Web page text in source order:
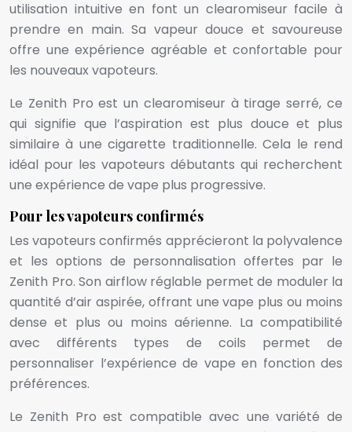
utilisation intuitive en font un clearomiseur facile à
prendre en main. Sa vapeur douce et savoureuse
offre une expérience agréable et confortable pour
les nouveaux vapoteurs.
Le Zenith Pro est un clearomiseur à tirage serré, ce
qui signifie que l’aspiration est plus douce et plus
similaire à une cigarette traditionnelle. Cela le rend
idéal pour les vapoteurs débutants qui recherchent
une expérience de vape plus progressive.
Pour les vapoteurs confirmés
Les vapoteurs confirmés apprécieront la polyvalence
et les options de personnalisation offertes par le
Zenith Pro. Son airflow réglable permet de moduler la
quantité d’air aspirée, offrant une vape plus ou moins
dense et plus ou moins aérienne. La compatibilité
avec différents types de coils permet de
personnaliser l’expérience de vape en fonction des
préférences.
Le Zenith Pro est compatible avec une variété de